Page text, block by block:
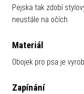
Pejska tak zdobí
neustále na očích.
Materiál
Obojek pro psa je
Zapínání